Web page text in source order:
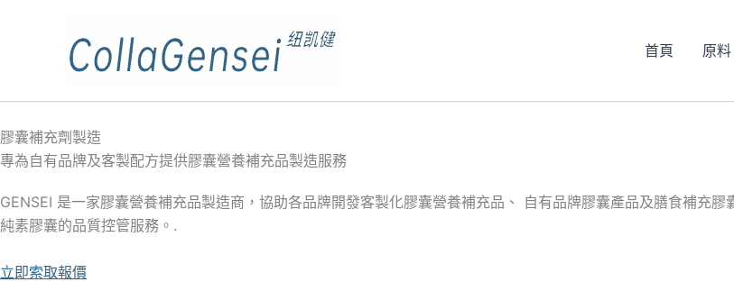
首頁 原料
膠囊補充劑製造
專為自有品牌及客製配方提供膠囊營養補充品製造服務
GENSEI 是一家膠囊營養補充品製造商，協助各品牌開發客製化膠囊營養補充品、 自有品牌膠囊產品及膳食補充
純素膠囊的品質控管服務。.
立即索取報價